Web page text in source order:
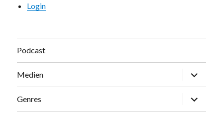
Login
Podcast
Medien
öffnen
Genres
öffnen